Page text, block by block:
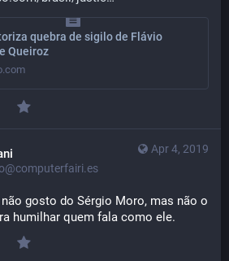
quebra de sigilo de Flávio
Queiroz
Apr 4, 2019
gosto do Sérgio Moro, mas não o
humilhar quem fala como ele.